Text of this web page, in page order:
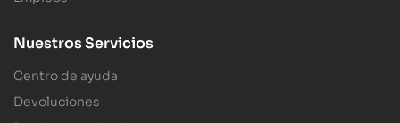
Nuestros Servicios
Centro de ayuda
Devoluciones